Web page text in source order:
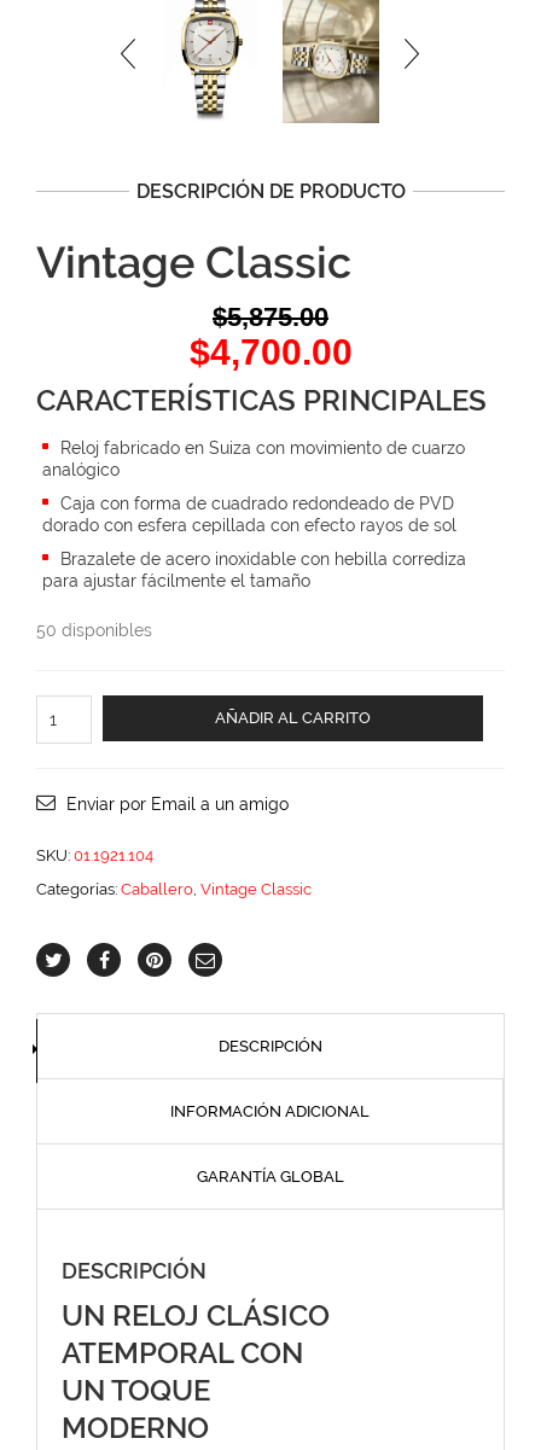
DESCRIPCIÓN DE PRODUCTO
Vintage Classic
$5,875.00
Original
price
was:
$5,875.00.
$4,700.00Current
price
is:
$4,700.00.
CARACTERÍSTICAS PRINCIPALES
Reloj fabricado en Suiza con movimiento de cuarzo
analógico
Caja con forma de cuadrado redondeado de PVD
dorado con esfera cepillada con efecto rayos de sol
Brazalete de acero inoxidable con hebilla corrediza
para ajustar fácilmente el tamaño
50 disponibles
Classic
cantidad
AÑADIR AL CARRITO
Enviar por Email a un amigo
SKU: 01.1921.104
Categorías: Caballero Vintage Classic
DESCRIPCIÓN
INFORMACIÓN ADICIONAL
GARANTÍA GLOBAL
DESCRIPCIÓN
UN RELOJ CLÁSICO
ATEMPORAL CON
UN TOQUE
MODERNO